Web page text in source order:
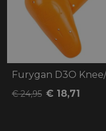
€ 24,95 € 18,71